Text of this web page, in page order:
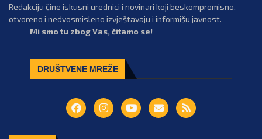
Redakciju čine iskusni urednici i novinari koji beskompromisno,
otvoreno i nedvosmisleno izvještavaju i informišu javnost.
Mi smo tu zbog Vas, čitamo se!
DRUŠTVENE MREŽE